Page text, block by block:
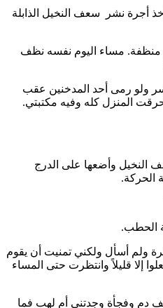
أجرة نشر سعف النخيل الذابلة
مساء اليوم نفسه نظف
ولو رمى أحد المدخنين عقب
المنزل كله وفيه مكتبتي.
وأضعها على الدرج
الحركة.
الحطب.
250 شيكلاً أجرة ولم أسأل ولكني تمنيت أن يقوم
إلا قليلاً وانتظرت حتى المساء
دم وفجأة وجدتني أم لهب فما